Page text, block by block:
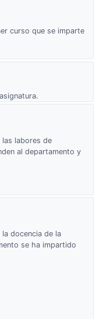
curso que se imparte
labores de
al departamento y
docencia de la
se ha impartido